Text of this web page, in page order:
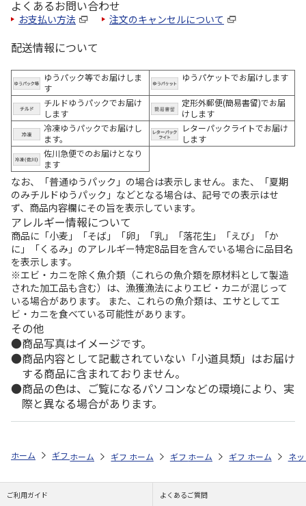
よくあるお問い合わせ
お支払い方法 注文のキャンセルについて
配送情報について
ゆうパック等でお届けしま
す
ゆうパケットでお届けします
チルドゆうパックでお届け
します
定形外郵便(簡易書留)でお届
けします
冷凍ゆうパックでお届けし
ます。
レターパックライトでお届け
します
佐川急便でのお届けとなり
ます
なお、「普通ゆうパック」の場合は表示しません。また、「夏期
のみチルドゆうパック」などとなる場合は、記号での表示はせ
ず、商品内容欄にその旨を表示しています。
アレルギー情報について
商品に「小麦」「そば」「卵」「乳」「落花生」「えび」「か
に」「くるみ」のアレルギー特定8品目を含んでいる場合に品目名
を表示します。
※エビ・カニを除く魚介類（これらの魚介類を原材料として製造
された加工品も含む）は、漁獲漁法によりエビ・カニが混じって
いる場合があります。 また、これらの魚介類は、エサとしてエ
ビ・カニを食べている可能性があります。
その他
商品写真はイメージです。
商品内容として記載されていない「小道具類」はお届け
する商品に含まれておりません。
商品の色は、ご覧になるパソコンなどの環境により、実
際と異なる場合があります。
ホーム ギフトストア お中元・夏ギフト特集 2026 うなぎ・魚・海鮮
ホーム ギフトストア お中元・夏ギフト特集 2026
ホーム ギフトストア お中元・夏ギフト
ホーム ギフトストア お
ホーム ネ
ご利用ガイド よくあるご質問